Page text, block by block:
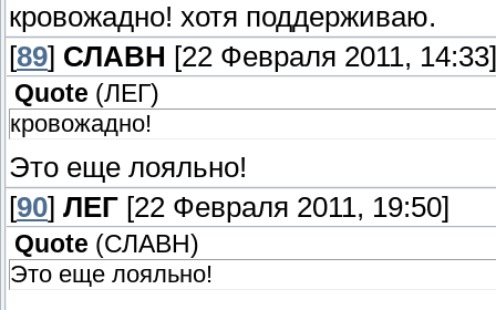
кровожадно! хотя поддерживаю.
[89] СЛАВН [22 Февраля 2011, 14:33]
Quote (ЛЕГ)
кровожадно!
Это еще лояльно!
[90] ЛЕГ [22 Февраля 2011, 19:50]
Quote (СЛАВН )
Это еще лояльно!